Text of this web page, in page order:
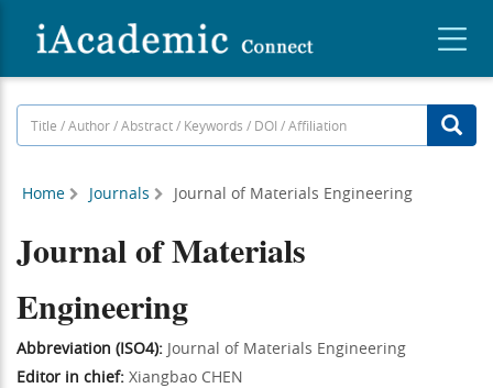
Home Journals Journal of Materials Engineering
Journal of Materials
Engineering
Abbreviation (ISO4): Journal of Materials Engineering
Editor in chief: Xiangbao CHEN